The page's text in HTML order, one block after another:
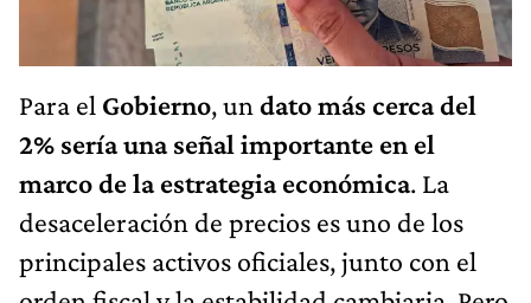
Para el Gobierno, un dato más cerca del
2% sería una señal importante en el
marco de la estrategia económica. La
desaceleración de precios es uno de los
principales activos oficiales, junto con el